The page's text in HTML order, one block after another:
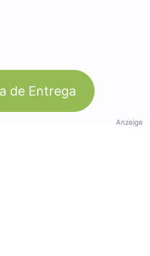
de Entrega
Anzeige